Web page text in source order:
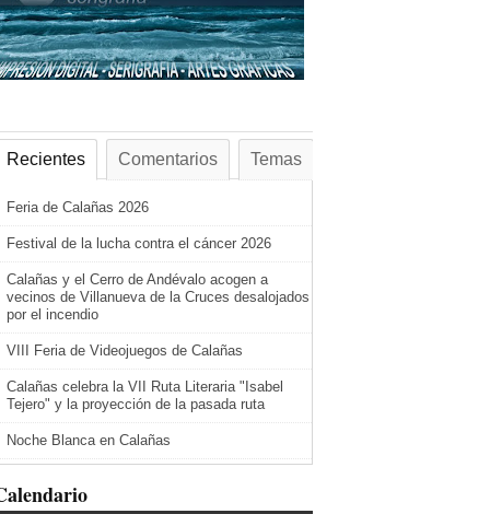
Recientes Comentarios Temas
Feria de Calañas 2026
Festival de la lucha contra el cáncer 2026
Calañas y el Cerro de Andévalo acogen a
vecinos de Villanueva de la Cruces desalojados
por el incendio
VIII Feria de Videojuegos de Calañas
Calañas celebra la VII Ruta Literaria "Isabel
Tejero" y la proyección de la pasada ruta
Noche Blanca en Calañas